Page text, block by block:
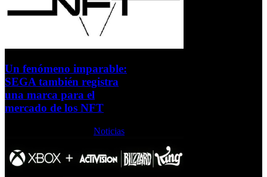
Un fenómeno imparable:
SEGA también registra
una marca para el
mercado de los NFT
Noticias